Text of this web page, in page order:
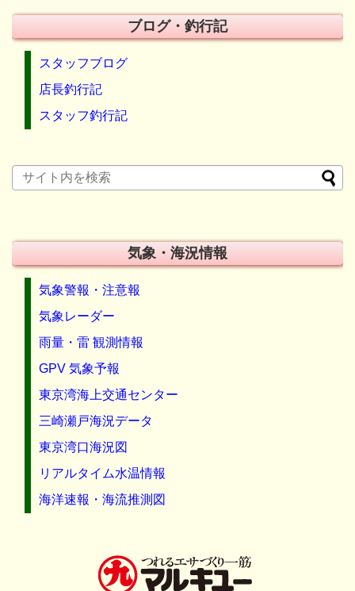
ブログ・釣行記
スタッフブログ
店長釣行記
スタッフ釣行記
気象・海況情報
気象警報・注意報
気象レーダー
雨量・雷 観測情報
GPV 気象予報
東京湾海上交通センター
三崎瀬戸海況データ
東京湾口海況図
リアルタイム水温情報
海洋速報・海流推測図